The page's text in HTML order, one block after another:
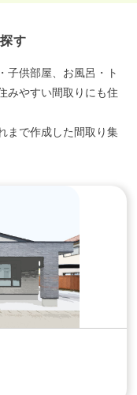
す
子供部屋、お風呂・ト
みやすい間取りにも住
まで作成した間取り集